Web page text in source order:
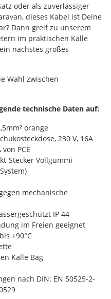
oder als zuverlässiger
dieses Kabel ist Deine
Dann greif zu unserem
im praktischen Kalle
nächstes großes
Wahl zwischen
technische Daten auf:
orange
230 V, 16A
PCE
Stecker Vollgummi
mechanische
IP 44
im Freien geeignet
+90°C
Kalle Bag
nach DIN: EN 50525-2-